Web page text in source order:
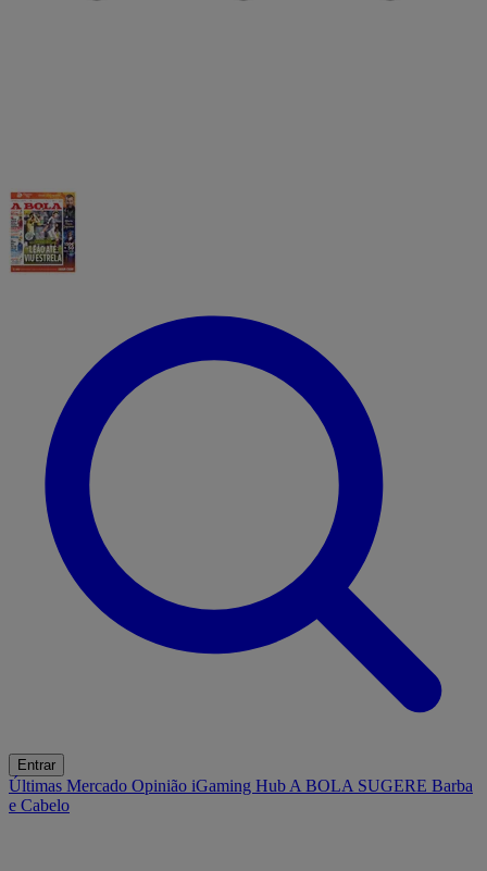
Entrar
Últimas Mercado Opinião iGaming Hub A BOLA SUGERE Barba
e Cabelo